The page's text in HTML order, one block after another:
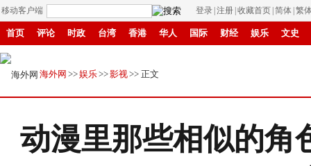
移动客户端 登录 注册 收藏首页 简体 繁
首页 评论 时政 台湾 香港 华人 国际 财经 娱乐 文史
招商
海外网 >>娱乐>>影视>> 正文
动漫里那些相似的角